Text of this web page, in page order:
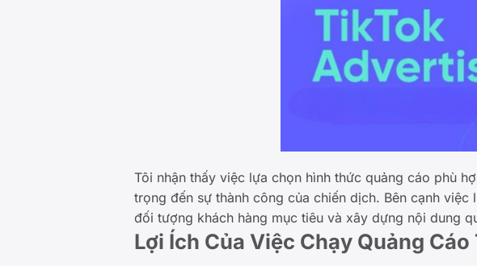
Tôi nhận thấy việc lựa chọn hình thức quảng cáo phù
trọng đến sự thành công của chiến dịch. Bên cạnh
đối tượng khách hàng mục tiêu và xây dựng nội dung
Lợi Ích Của Việc Chạy Quảng